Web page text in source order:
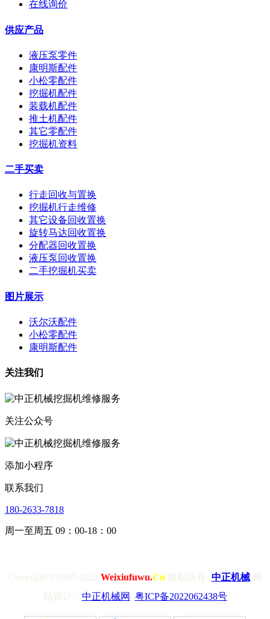
在线询价
供应产品
液压泵零件
康明斯配件
小松零配件
挖掘机配件
装载机配件
推土机配件
其它零配件
挖掘机资料
二手买卖
行走回收与置换
挖掘机行走维修
其它设备回收置换
旋转马达回收置换
分配器回收置换
液压泵回收置换
二手挖掘机买卖
图片展示
沃尔沃配件
小松零配件
康明斯配件
关注我们
关注公众号
添加小程序
联系我们
180-2633-7818
周一至周五 09：00-18：00
Copyright © 2005-2022 Weixiufuwu.Cn 版权所有· 中正机械 网
站设计： 中正机械网 粤ICP备2022062438号